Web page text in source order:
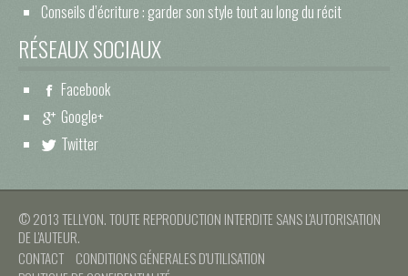
Conseils d’écriture : garder son style tout au long du récit
RÉSEAUX SOCIAUX
Facebook
Google+
Twitter
© 2013 TELLYON. TOUTE REPRODUCTION INTERDITE SANS L'AUTORISATION
DE L'AUTEUR.
CONTACT
CONDITIONS GÉNERALES D'UTILISATION